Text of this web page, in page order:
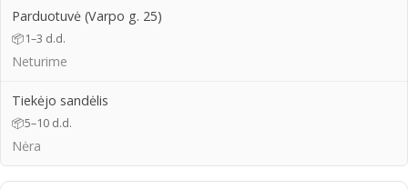
Parduotuvė (Varpo g. 25)
📦1–3 d.d.
Neturime
Tiekėjo sandėlis
📦5–10 d.d.
Nėra